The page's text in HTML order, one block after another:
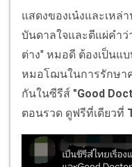
แสดงของเน๋งและเห
บันดาลใจและตีแผ่คำว่
ต่าง" หมอดี ต้องเป็นแ
หมอโฌนในการรักษา
กันในซีรีส์ "Good
ตอนรวด ดูฟรีที่เดียวที่